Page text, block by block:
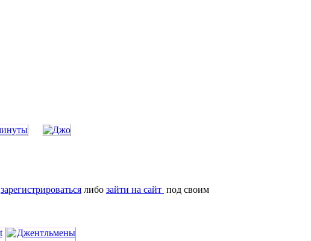
зарегистрироваться либо зайти на сайт под своим